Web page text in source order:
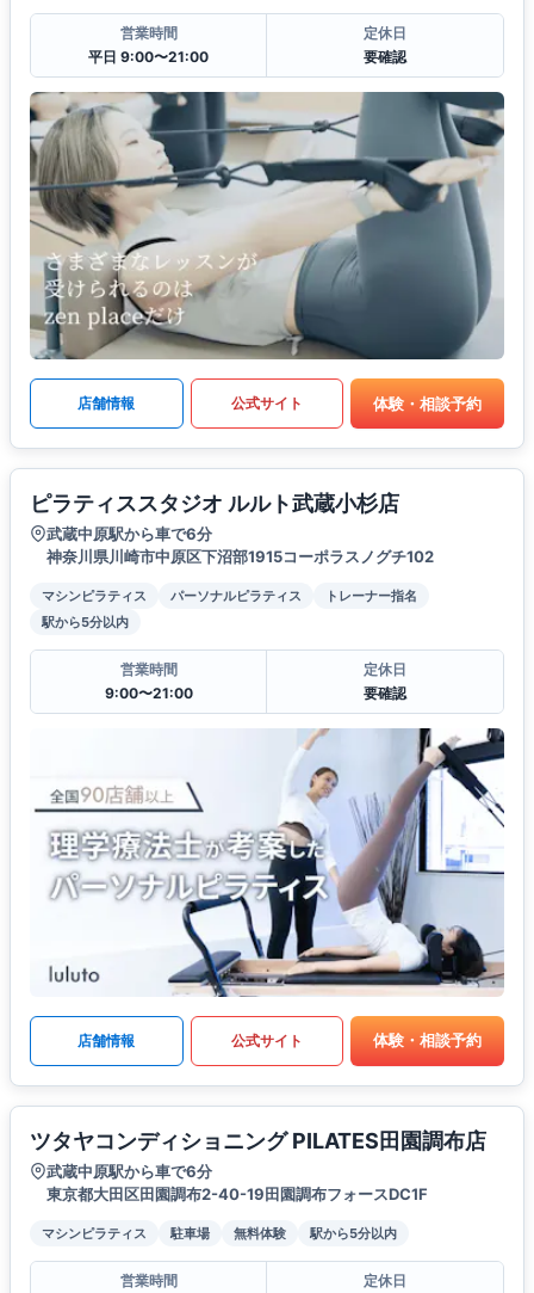
営業時間
平日 9:00〜21:00
定休日
要確認
店舗情報 公式サイト 体験・相談予約
ピラティススタジオ ルルト武蔵小杉店
武蔵中原駅から車で6分
神奈川県川崎市中原区下沼部1915コーポラスノグチ102
マシンピラティス パーソナルピラティス
トレーナー指名
駅から5分以内
営業時間
9:00〜21:00
定休日
要確認
店舗情報 公式サイト 体験・相談予約
ツタヤコンディショニング PILATES田園調布店
武蔵中原駅から車で6分
東京都大田区田園調布2-40-19田園調布フォースDC1F
マシンピラティス 駐車場 無料体験 駅から5分以内
営業時間
定休日